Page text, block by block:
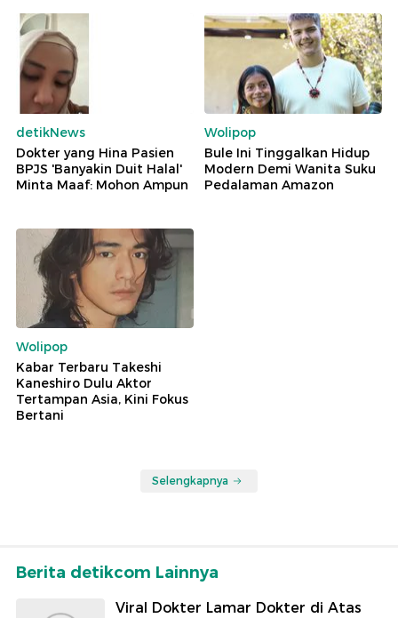
detikNews
Dokter yang Hina Pasien
BPJS 'Banyakin Duit Halal'
Minta Maaf: Mohon Ampun
Wolipop
Bule Ini Tinggalkan Hidup
Modern Demi Wanita Suku
Pedalaman Amazon
Wolipop
Kabar Terbaru Takeshi
Kaneshiro Dulu Aktor
Tertampan Asia, Kini Fokus
Bertani
Selengkapnya
Berita detikcom Lainnya
Viral Dokter Lamar Dokter di Atas